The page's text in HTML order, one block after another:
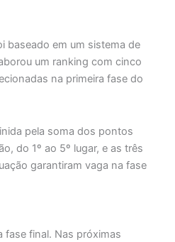
baseado em um sistema de
um ranking com cinco
na primeira fase do
pela soma dos pontos
do 1º ao 5º lugar, e as três
garantiram vaga na fase
fase final. Nas próximas